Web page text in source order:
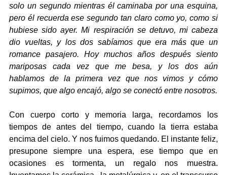
solo un segundo mientras él caminaba por una esquina,
pero él recuerda ese segundo tan claro como yo, como si
hubiese sido ayer. Mi respiración se detuvo, mi cabeza
dio vueltas, y los dos sabíamos que era más que un
romance pasajero. Hoy muchos años después siento
mariposas cada vez que me besa, y los dos aún
hablamos de la primera vez que nos vimos y cómo
Con cuerpo corto y memoria larga, recordamos los
tiempos de antes del tiempo, cuando la tierra estaba
encima del cielo. Y nos fuimos quedando. El instante feliz,
presupone siempre una espera, ese tiempo que en
ocasiones es tormenta, un regalo nos muestra.